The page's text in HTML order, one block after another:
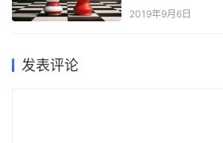
2019年9月6日
发表评论